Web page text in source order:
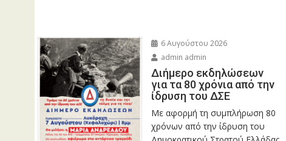
6 Αυγούστου 2026
admin admin
Διήμερο εκδηλώσεων
για τα 80 χρόνια από την
ίδρυση του ΔΣΕ
Με αφορμή τη συμπλήρωση 80
χρόνων από την ίδρυση του